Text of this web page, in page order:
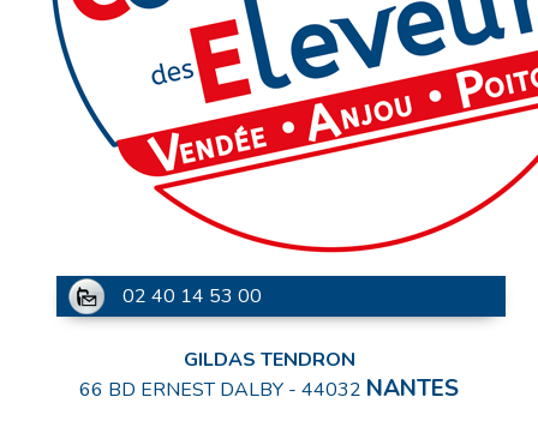
02 40 14 53 00
GILDAS TENDRON
66 BD ERNEST DALBY - 44032 NANTES